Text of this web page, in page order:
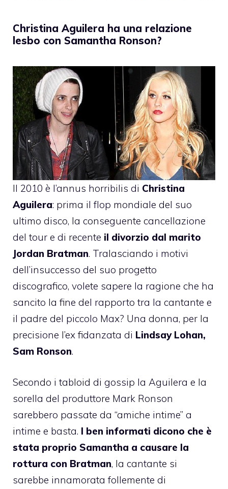
Christina Aguilera ha una relazione
lesbo con Samantha Ronson?
Il 2010 è l’annus horribilis di Christina
Aguilera: prima il flop mondiale del suo
ultimo disco, la conseguente cancellazione
del tour e di recente il divorzio dal marito
Jordan Bratman. Tralasciando i motivi
dell’insuccesso del suo progetto
discografico, volete sapere la ragione che ha
sancito la fine del rapporto tra la cantante e
il padre del piccolo Max? Una donna, per la
precisione l’ex fidanzata di Lindsay Lohan,
Sam Ronson.
Secondo i tabloid di gossip la Aguilera e la
sorella del produttore Mark Ronson
sarebbero passate da “amiche intime” a
intime e basta. I ben informati dicono che è
stata proprio Samantha a causare la
rottura con Bratman, la cantante si
sarebbe innamorata follemente di